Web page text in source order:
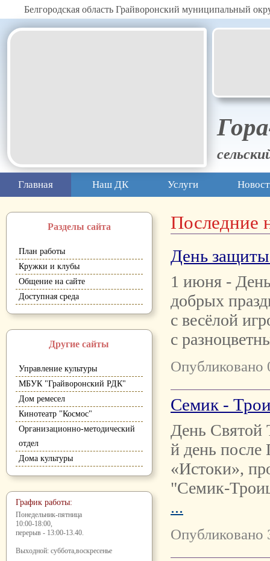
Белгородская область Грайворонский муниципальный
Главная Наш ДК Услуги
Разделы сайта
План работы
Кружки и клубы
Общение на сайте
Доступная среда
Другие сайты
Управление культуры
МБУК "Грайворонский РДК"
Дом ремесел
Кинотеатр "Космос"
Организационно-методический
отдел
Дома культуры
График работы:
Понедельник-пятница
10:00-18:00,
перерыв - 13:00-13.40.
Выходной: суббота,воскресенье
Последние
День
1 июня -
добрых
с весёлой
с
Опубликовано
Семик -
День Святой
й день после
«Истоки»,
"Семик-
...
Опубликовано